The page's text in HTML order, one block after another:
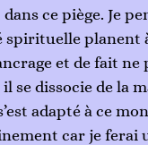
ce piège. Je
spirituelle planent
et de fait
se dissocie de la
adapté à ce
car je